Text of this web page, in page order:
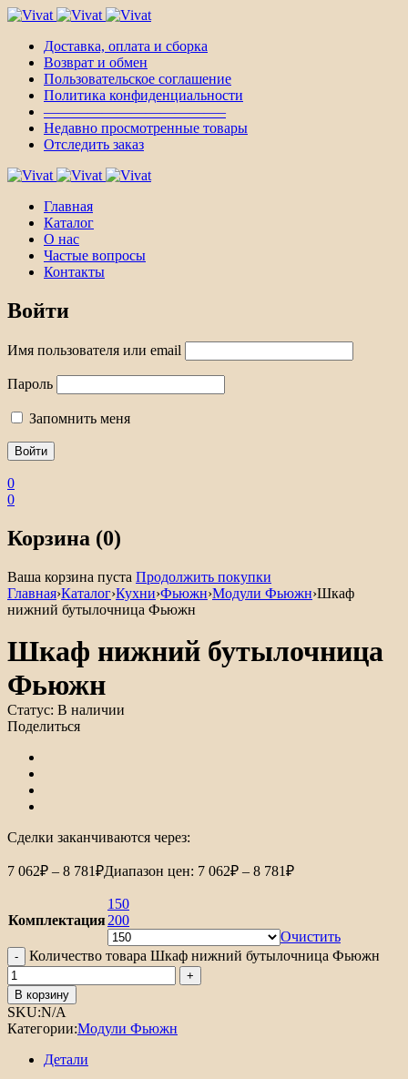
Доставка, оплата и сборка
Возврат и обмен
Пользовательское соглашение
Политика конфиденциальности
————————————–
Недавно просмотренные товары
Отследить заказ
Главная
Каталог
О нас
Частые вопросы
Контакты
Войти
Имя пользователя или email
Пароль
Запомнить меня
0
0
Корзина (0)
Ваша корзина пуста Продолжить покупки
Главная›Каталог›Кухни›Фьюжн›Модули Фьюжн›Шкаф
нижний бутылочница Фьюжн
Шкаф нижний бутылочница
Фьюжн
Статус: В наличии
Поделиться
Сделки заканчиваются через:
7 062₽ – 8 781₽Диапазон цен: 7 062₽ – 8 781₽
Комплектация
150
200
Очистить
Количество товара Шкаф нижний бутылочница Фьюжн
В корзину
SKU:N/A
Категории:Модули Фьюжн
Детали